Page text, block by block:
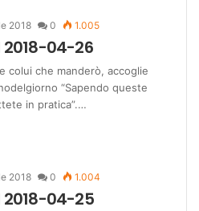
2018 0 1.005
2018-04-26
colui che manderò, accoglie
“Sapendo queste
in pratica”.…
2018 0 1.004
2018-04-25